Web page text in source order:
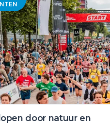
door natuur en